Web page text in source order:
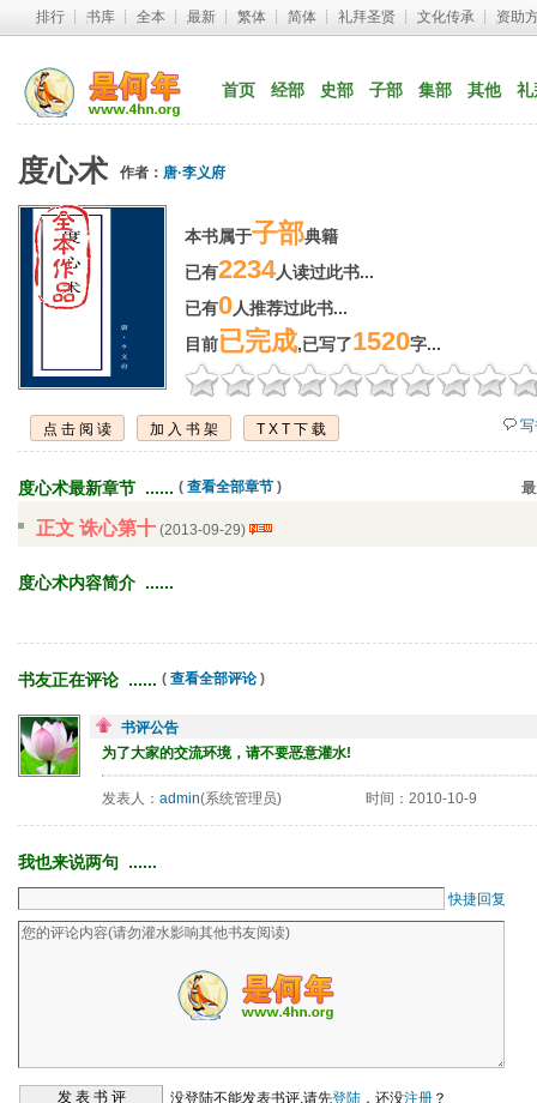
排行 ┊ 书库 ┊ 全本 ┊ 最新 ┊ 繁体 ┊ 简体 ┊ 礼拜圣贤 ┊ 文化传承 ┊ 资助
首页 经部 史部 子部 集部 其他 礼
度心术 作者： 唐·李义府
本书属于子部典籍
已有2234人读过此书...
已有0人推荐过此书...
目前已完成,已写了1520字...
点击阅读 加入书架 TXT下载
度心术最新章节 ...... ( 查看全部章节 )
正文 诛心第十 (2013-09-29)
度心术内容简介 ......
书友正在评论 ...... ( 查看全部评论)
书评公告
为了大家的交流环境，请不要恶意灌水!
发表人： admin(系统管理员) 时间：2010-10-9
我也来说两句 ......
快捷回复
没登陆不能发表书评,请先登陆 ，还没注册 ？